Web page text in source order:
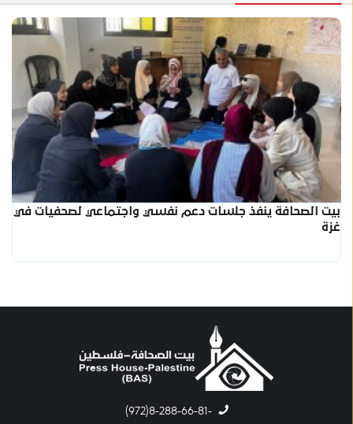
بيت الصحافة ينفذ جلسات دعم نفسي واجتماعي لصحفيات في
غزة
-8-288-66-81(972)